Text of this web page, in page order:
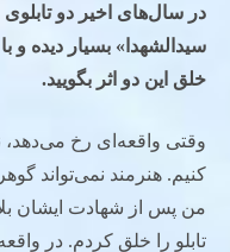
در سال‌های اخیر دو
سیدالشهدا» بسیار دیده و
خلق این دو اثر بگویید.
وقتی واقعه‌ای رخ می‌دهد،
کنیم. هنرمند نمی‌تواند
من پس از شهادت ایشان
تابلو را خلق کردم. در